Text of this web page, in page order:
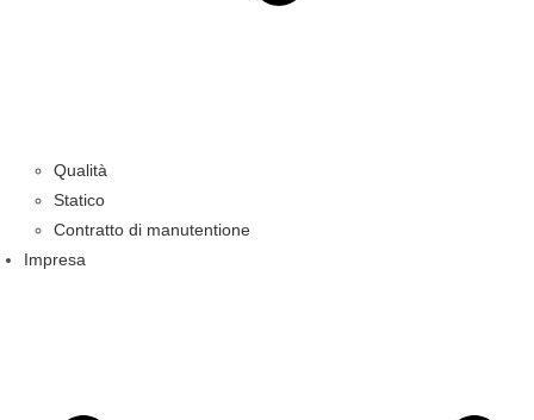
Qualità
Statico
Contratto di manutentione
Impresa